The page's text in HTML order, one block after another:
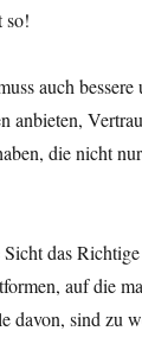
so!
auch bessere
anbieten,
die nicht
das
auf die
davon, sind zu